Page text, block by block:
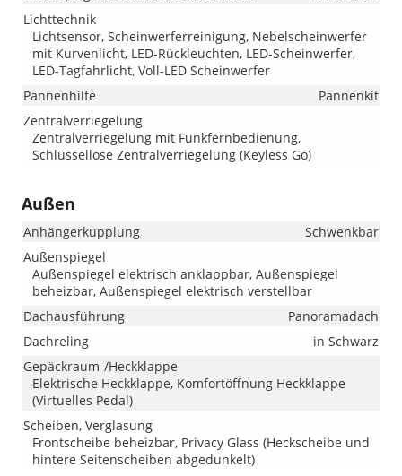
Lichttechnik
Lichtsensor, Scheinwerferreinigung, Nebelscheinwerfer
mit Kurvenlicht, LED-Rückleuchten, LED-Scheinwerfer,
LED-Tagfahrlicht, Voll-LED Scheinwerfer
Pannenhilfe
Pannenkit
Zentralverriegelung
Zentralverriegelung mit Funkfernbedienung,
Schlüssellose Zentralverriegelung (Keyless Go)
Außen
Anhängerkupplung
Schwenkbar
Außenspiegel
Außenspiegel elektrisch anklappbar, Außenspiegel
beheizbar, Außenspiegel elektrisch verstellbar
Dachausführung
Panoramadach
Dachreling
in Schwarz
Gepäckraum-/Heckklappe
Elektrische Heckklappe, Komfortöffnung Heckklappe
(Virtuelles Pedal)
Scheiben, Verglasung
Frontscheibe beheizbar, Privacy Glass (Heckscheibe und
hintere Seitenscheiben abgedunkelt)